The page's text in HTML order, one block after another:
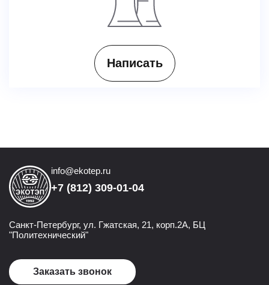
Написать
info@ekotep.ru
+7 (812) 309-01-04
Санкт-Петербург, ул. Гжатская, 21, корп.2А, БЦ
"Политехнический"
Заказать звонок